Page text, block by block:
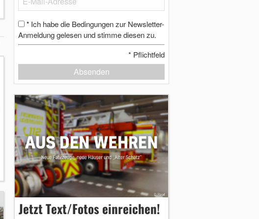
* Ich habe die Bedingungen zur Newsletter-
Anmeldung gelesen und stimme diesen zu.
* Pflichtfeld
Absenden
Jetzt Text/Fotos einreichen!